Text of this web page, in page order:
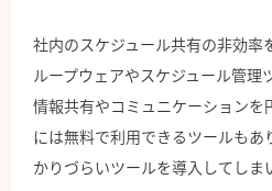
社内のスケジュール共有の非効率
ループウェアやスケジュール管理
情報共有やコミュニケーションを
には無料で利用できるツールも
かりづらいツールを導入してし